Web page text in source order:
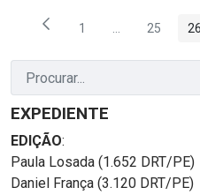
Página
1 PáginasPágina
25 26
EXPEDIENTE
EDIÇÃO:
Paula Losada (1.652 DRT/PE)
Daniel França (3.120 DRT/PE)